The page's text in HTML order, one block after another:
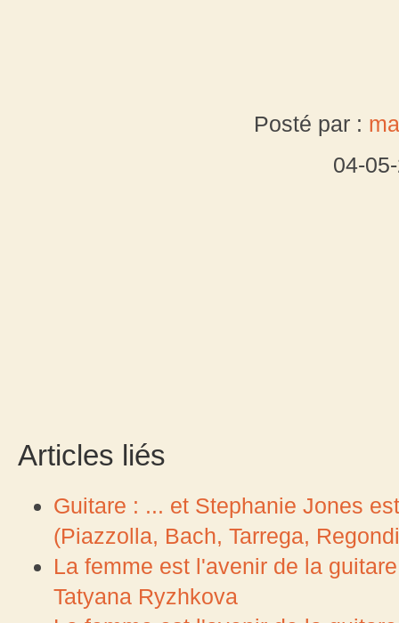
Posté par :
04-
Articles liés
Guitare : ... et Stephanie Jones
(Piazzolla, Bach, Tarrega,
La femme est l'avenir de la
Tatyana Ryzhkova